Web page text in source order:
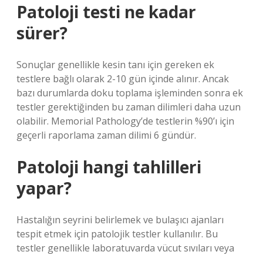
Patoloji testi ne kadar
sürer?
Sonuçlar genellikle kesin tanı için gereken ek
testlere bağlı olarak 2-10 gün içinde alınır. Ancak
bazı durumlarda doku toplama işleminden sonra ek
testler gerektiğinden bu zaman dilimleri daha uzun
olabilir. Memorial Pathology’de testlerin %90’ı için
geçerli raporlama zaman dilimi 6 gündür.
Patoloji hangi tahlilleri
yapar?
Hastalığın seyrini belirlemek ve bulaşıcı ajanları
tespit etmek için patolojik testler kullanılır. Bu
testler genellikle laboratuvarda vücut sıvıları veya